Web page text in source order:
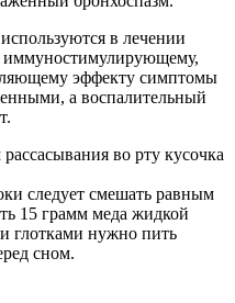
в лечении
иммуностимулирующему,
эффекту симптомы
а воспалительный
во рту кусочка
следует смешать равным
15 грамм меда жидкой
глотками нужно пить
сном.